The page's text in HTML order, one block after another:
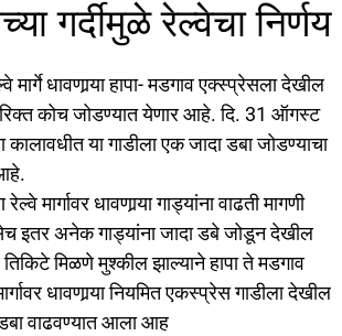
ar
e
गर्दीमुळे रेल्वेचा निर्णय
मार्गे धावणार्‍या हापा- मडगाव एक्स्प्रेसला देखील
कोच जोडण्यात येणार आहे. दि. 31 ऑगस्ट
या गाडीला एक जादा डबा जोडण्याचा
मार्गावर धावणार्‍या गाड्यांना वाढती मागणी
इतर अनेक गाड्यांना जादा डबे जोडून देखील
मिळणे मुश्कील झाल्याने हापा ते मडगाव
धावणार्‍या नियमित एकस्प्रेस गाडीला देखील
वाढवण्यात आला आह